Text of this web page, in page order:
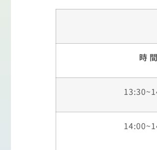
時 間